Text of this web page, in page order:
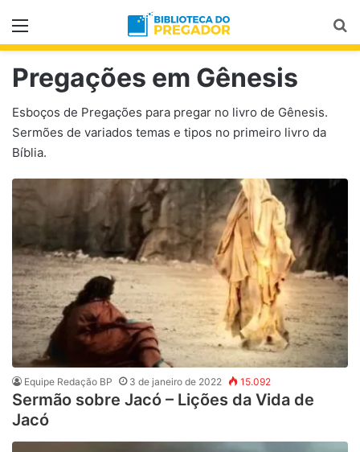
Menu
Pregações em Gênesis
Esboços de Pregações para pregar no livro de Gênesis.
Sermões de variados temas e tipos no primeiro livro da
Bíblia.
Equipe Redação BP 3 de janeiro de 2022 15.092
Sermão sobre Jacó – Lições da Vida de
Jacó